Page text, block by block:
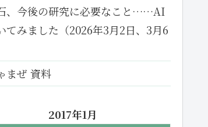
、今後の研究に必要なこと……AI
てみました（2026年3月2日、3月6
まぜ 資料
2017年1月